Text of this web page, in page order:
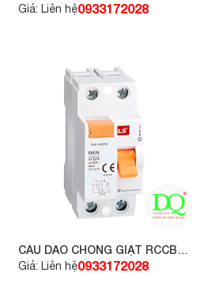
1P 6A 6KA
Giá: Liên hệ0933172028
CẦU DAO CHỐNG GIẬT RCCB
LS 1P+N – 25A-4.5kA
Giá: Liên hệ0933172028